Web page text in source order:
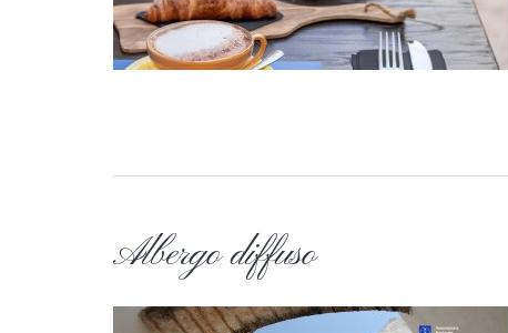
Albergo diffuso